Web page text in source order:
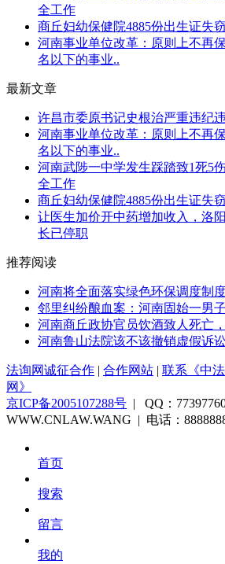
全工作
商丘妇幼保健院4885份出生证失
河南事业单位改革：原则上不再
名以下的事业..
最新文章
许昌市委原书记史根治严重违纪
河南事业单位改革：原则上不再
名以下的事业..
河南武陟一中学发生踩踏致1死5
全工作
商丘妇幼保健院4885份出生证失
让医生加价开中药增加收入，洛
长已停职
推荐阅读
河南将全面落实绿色环保调度制
邻里纠纷酿血案：河南固始一男
河南商丘政协官员饮酒致人死亡
河南鲁山法院该不该撤销虚假诉
法询网诚征合作 | 合作网站 | 联系《中法
网》
京ICP备2005107288号 | QQ：
WWW.CNLAW.WANG | 电话：
首页
搜索
留言
我的